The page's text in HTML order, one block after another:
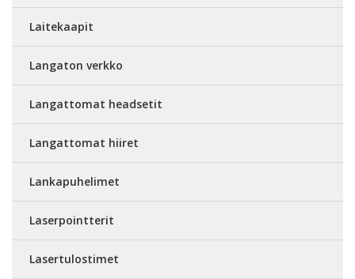
Laitekaapit
Langaton verkko
Langattomat headsetit
Langattomat hiiret
Lankapuhelimet
Laserpointterit
Lasertulostimet